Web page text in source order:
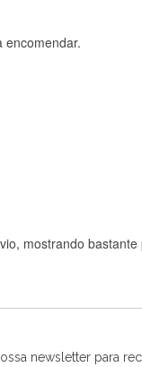
encomendar.
mostrando bastante
newsletter para